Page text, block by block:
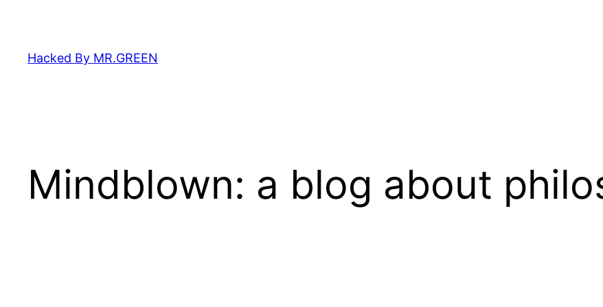
springen
Hacked By MR.GREEN
Mindblown: a blog about